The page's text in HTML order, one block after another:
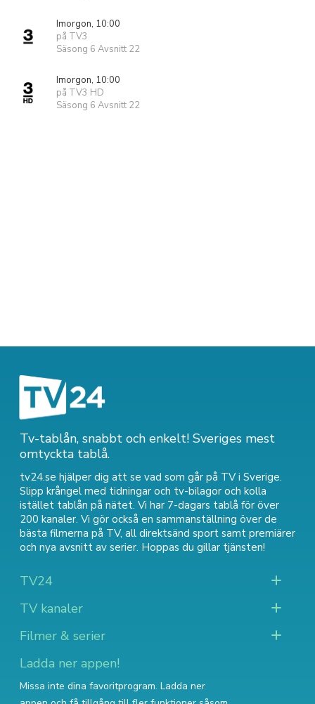
Imorgon, 10:00
på TV3
Säsong 6 Avsnitt 22
Imorgon, 10:00
på TV3 HD
Säsong 6 Avsnitt 22
Tv-tablån, snabbt och enkelt! Sveriges mest
omtyckta tablå.
tv24.se hjälper dig att se vad som går på TV i Sverige.
Slipp krångel med tidningar och tv-bilagor och kolla
istället tablån på nätet. Vi har 7-dagars tablå för över
200 kanaler. Vi gör också en sammanställning över de
bästa filmerna på TV, all direktsänd sport samt premiärer
och nya avsnitt av serier. Hoppas du gillar tjänsten!
TV24
TV kanaler
Filmer & serier
Ladda ner appen!
Missa inte dina favoritprogram. Ladda ner